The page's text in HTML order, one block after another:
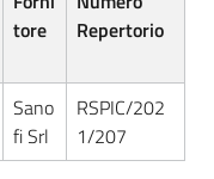
tore
Repertorio
Sano
fi Srl
RSPIC/202
1/207